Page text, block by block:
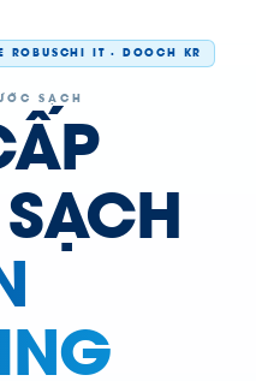
ROBUSCHI IT · DOOCH KR
SẠCH